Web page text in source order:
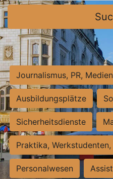
Journalismus, PR,
Ausbildungsplätze
Sicherheitsdienste
Praktika,
Personalwesen